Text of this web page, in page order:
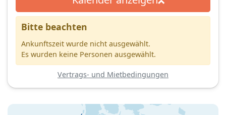
Bitte beachten
Ankunftszeit wurde nicht ausgewählt.
Es wurden keine Personen ausgewählt.
Vertrags- und Mietbedingungen